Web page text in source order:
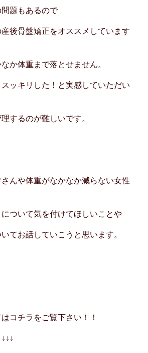
題もあるので
後骨盤矯正をオススメしています
か体重まで落とせません。
ッキリした！と実感していただい
するのが難しいです。
んや体重がなかなか減らない女性
ついて気を付けてほしいことや
てお話していこうと思います。
コチラをご覧下さい！！